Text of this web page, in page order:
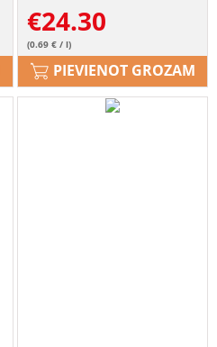
€24.30
(0.69 € / l)
PIEVIENOT GROZAM